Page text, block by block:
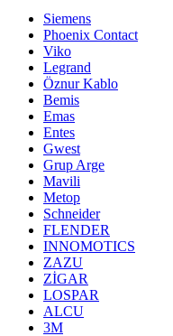
Siemens
Phoenix Contact
Viko
Legrand
Öznur Kablo
Bemis
Emas
Entes
Gwest
Grup Arge
Mavili
Metop
Schneider
FLENDER
INNOMOTICS
ZAZU
ZİGAR
LOSPAR
ALCU
3M